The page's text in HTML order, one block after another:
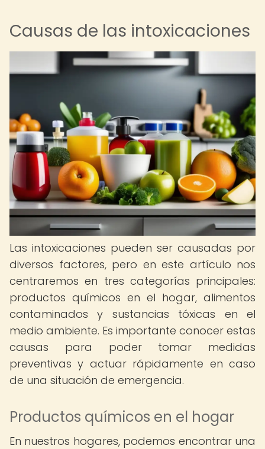
Causas de las intoxicaciones
Las intoxicaciones pueden ser causadas por
diversos factores, pero en este artículo nos
centraremos en tres categorías principales:
productos químicos en el hogar, alimentos
contaminados y sustancias tóxicas en el
medio ambiente. Es importante conocer estas
causas para poder tomar medidas
preventivas y actuar rápidamente en caso
de una situación de emergencia.
Productos químicos en el hogar
En nuestros hogares, podemos encontrar una